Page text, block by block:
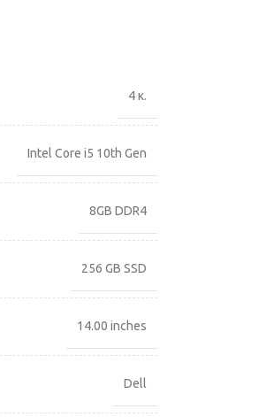
4 κ.
Intel Core i5 10th Gen
8GB DDR4
256 GB SSD
14.00 inches
Dell